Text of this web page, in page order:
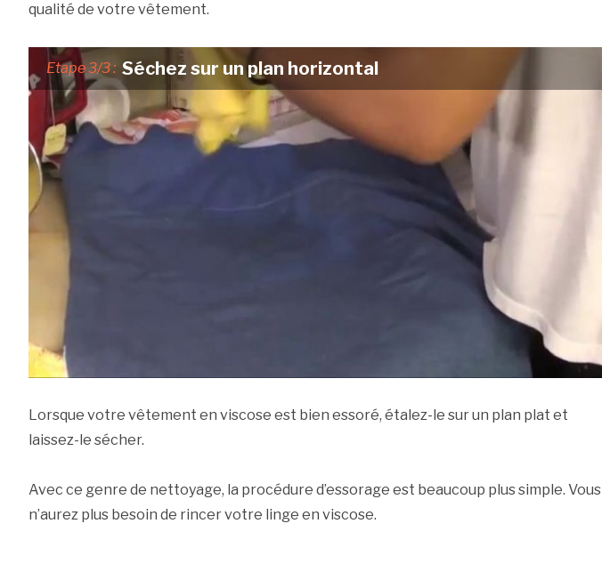
qualité de votre vêtement.
Etape 3/3 : Séchez sur un plan horizontal
Lorsque votre vêtement en viscose est bien essoré, étalez-le sur un plan plat et
laissez-le sécher.
Avec ce genre de nettoyage, la procédure d’essorage est beaucoup plus simple. Vous
n’aurez plus besoin de rincer votre linge en viscose.